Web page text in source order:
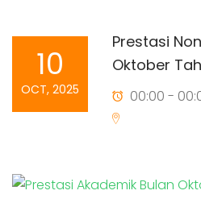
10
OCT, 2025
Prestasi
Oktober
00:00 -